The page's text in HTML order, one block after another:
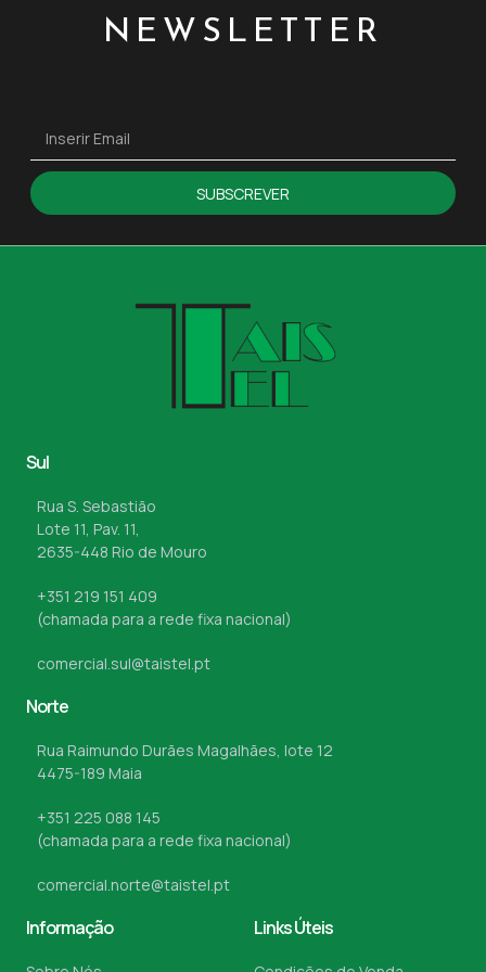
NEWSLETTER
SUBSCREVER
Sul
Rua S. Sebastião
Lote 11, Pav. 11,
2635-448 Rio de Mouro
+351 219 151 409
(chamada para a rede fixa nacional)
comercial.sul@taistel.pt
Norte
Rua Raimundo Durães Magalhães, lote 12
4475-189 Maia
+351 225 088 145
(chamada para a rede fixa nacional)
comercial.norte@taistel.pt
Informação Links Úteis